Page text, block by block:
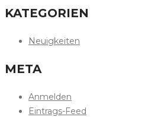
KATEGORIEN
Neuigkeiten
META
Anmelden
Eintrags-Feed